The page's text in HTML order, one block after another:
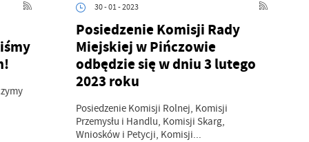
30 - 01 - 2023
Posiedzenie Komisji Rady
Miejskiej w Pińczowie
odbędzie się w dniu 3 lutego
2023 roku
Posiedzenie Komisji Rolnej, Komisji
Przemysłu i Handlu, Komisji Skarg,
Wniosków i Petycji, Komisji...